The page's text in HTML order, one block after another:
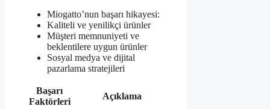
Miogatto’nun başarı hikayesi:
Kaliteli ve yenilikçi ürünler
Müşteri memnuniyeti ve
beklentilere uygun ürünler
Sosyal medya ve dijital
pazarlama stratejileri
Başarı
Faktörleri
Açıklama